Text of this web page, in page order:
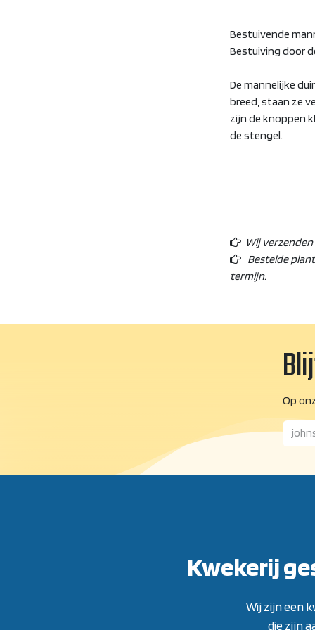
Bestuivende
Bestuiving door
De mannelijke
breed, staan ze
zijn de knoppen
de stengel.
Wij
Bestelde
termijn.
Op
Kwekerij
Wij zijn een
die zijn